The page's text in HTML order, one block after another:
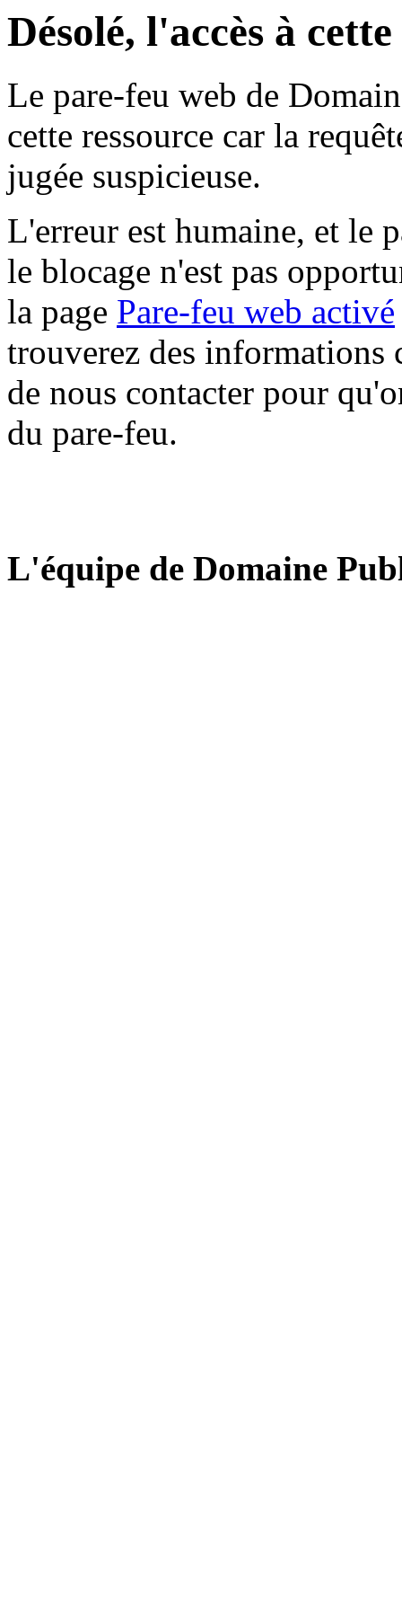
Désolé, l'accès à
Le pare-feu web de
cette ressource car la
jugée suspicieuse.
L'erreur est humaine, et le
le blocage n'est pas
la page Pare-feu web activé
trouverez des informations
de nous contacter pour
du pare-feu.
L'équipe de Domaine